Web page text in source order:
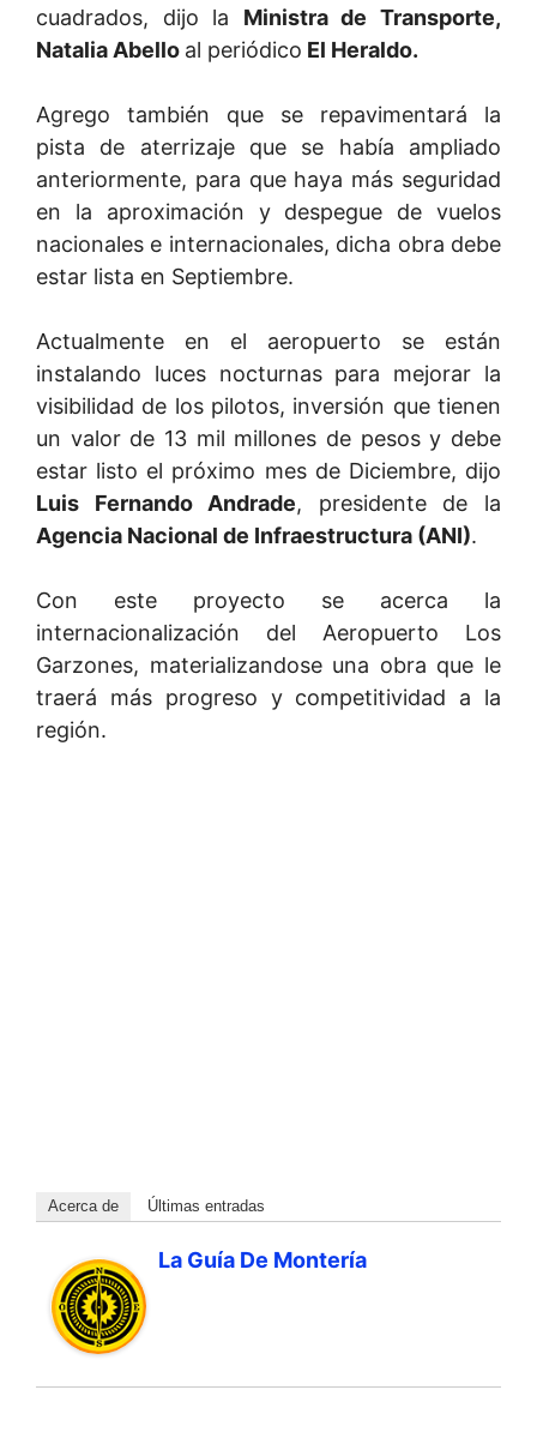
cuadrados, dijo la Ministra de Transporte,
Natalia Abello al periódico El Heraldo.
Agrego también que se repavimentará la
pista de aterrizaje que se había ampliado
anteriormente, para que haya más seguridad
en la aproximación y despegue de vuelos
nacionales e internacionales, dicha obra debe
estar lista en Septiembre.
Actualmente en el aeropuerto se están
instalando luces nocturnas para mejorar la
visibilidad de los pilotos, inversión que tienen
un valor de 13 mil millones de pesos y debe
estar listo el próximo mes de Diciembre, dijo
Luis Fernando Andrade, presidente de la
Agencia Nacional de Infraestructura (ANI).
Con este proyecto se acerca la
internacionalización del Aeropuerto Los
Garzones, materializandose una obra que le
traerá más progreso y competitividad a la
región.
Acerca de Últimas entradas
La Guía De Montería